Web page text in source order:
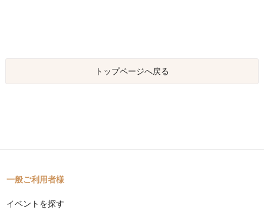
トップページへ戻る
一般ご利用者様
イベントを探す